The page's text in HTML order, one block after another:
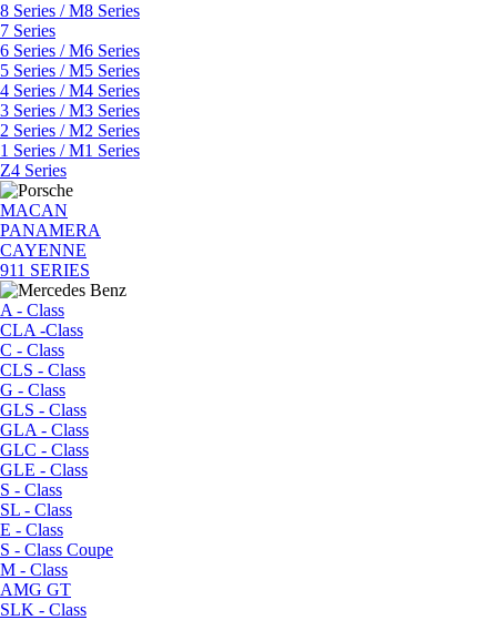
8 Series / M8 Series
7 Series
6 Series / M6 Series
5 Series / M5 Series
4 Series / M4 Series
3 Series / M3 Series
2 Series / M2 Series
1 Series / M1 Series
Z4 Series
MACAN
PANAMERA
CAYENNE
911 SERIES
A - Class
CLA -Class
C - Class
CLS - Class
G - Class
GLS - Class
GLA - Class
GLC - Class
GLE - Class
S - Class
SL - Class
E - Class
S - Class Coupe
M - Class
AMG GT
SLK - Class